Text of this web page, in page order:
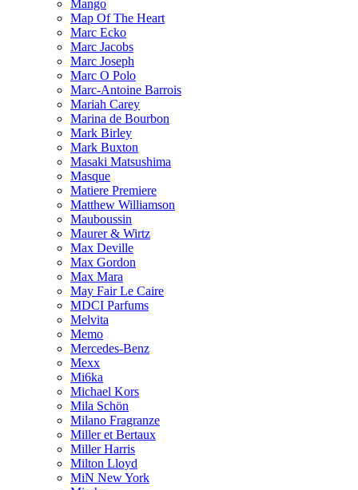
Mango
Map Of The Heart
Marc Ecko
Marc Jacobs
Marc Joseph
Marc O Polo
Marc-Antoine Barrois
Mariah Carey
Marina de Bourbon
Mark Birley
Mark Buxton
Masaki Matsushima
Masque
Matiere Premiere
Matthew Williamson
Mauboussin
Maurer & Wirtz
Max Deville
Max Gordon
Max Mara
May Fair Le Caire
MDCI Parfums
Melvita
Memo
Mercedes-Benz
Mexx
Mi6ka
Michael Kors
Mila Schön
Milano Fragranze
Miller et Bertaux
Miller Harris
Milton Lloyd
MiN New York